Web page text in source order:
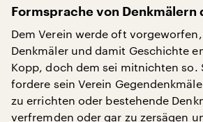
Formsprache von
Dem Verein werde oft
Denkmäler und damit Geschichte
Kopp, doch dem sei mitnichten so.
fordere sein Verein
zu errichten oder bestehende
verfremden oder gar zu zersägen